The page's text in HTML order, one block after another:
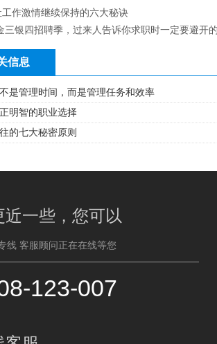
工作激情继续保持的六大秘诀
三银四招聘季，过来人告诉你求职时一定要避开
信息
是管理时间，而是管理任务和效率
明智的职业选择
的七大秘密原则
近一些，您可以
线 客服顾问正在在线等您
123-007